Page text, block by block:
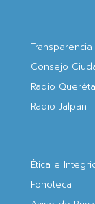
Transparencia
Consejo
Radio
Radio Jalpan
Ética e
Fonoteca